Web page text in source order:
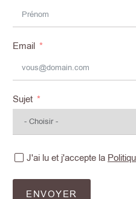
Email
Sujet
J'ai lu et j'accepte la
ENVOYER